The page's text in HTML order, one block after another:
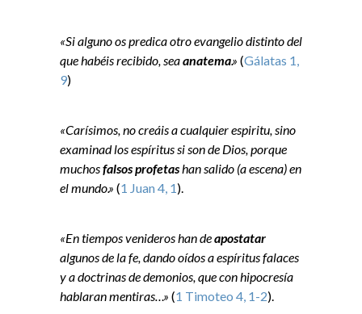
«Si alguno os predica otro evangelio distinto del
que habéis recibido, seaanatema.» (Gálatas 1,
9)
«Carísimos, no creáis a cualquier espiritu, sino
examinad los espíritus si son de Dios, porque
muchosfalsos profetashan salido (a escena) en
el mundo.» (1 Juan 4, 1).
«En tiempos venideros han deapostatar
algunos de la fe, dando oídos a espíritus falaces
y a doctrinas de demonios, que con hipocresía
hablaran mentiras…» (1 Timoteo 4, 1-2).